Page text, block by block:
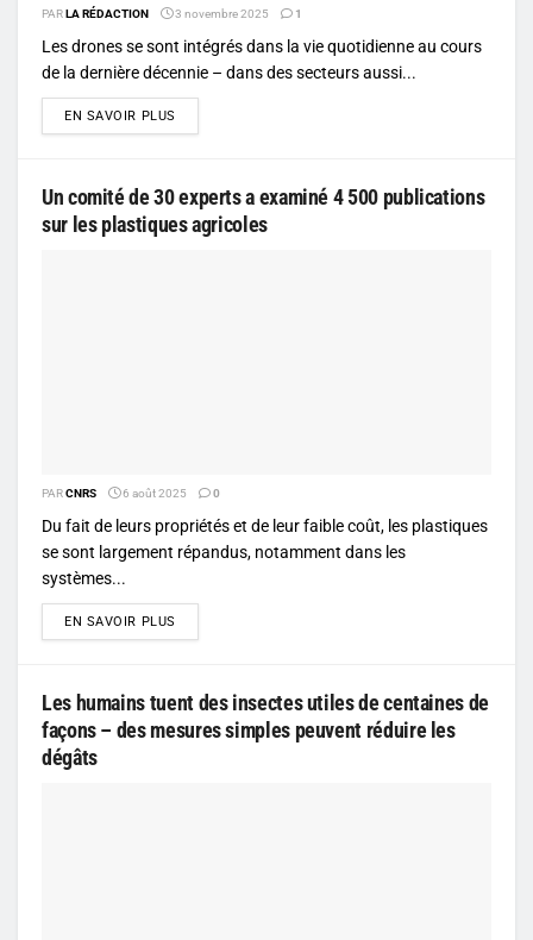
PARLA RÉDACTION 3 novembre 2025 1
Les drones se sont intégrés dans la vie quotidienne au cours
de la dernière décennie – dans des secteurs aussi...
EN SAVOIR PLUS
Un comité de 30 experts a examiné 4 500 publications
sur les plastiques agricoles
PARCNRS 6 août 2025 0
Du fait de leurs propriétés et de leur faible coût, les plastiques
se sont largement répandus, notamment dans les
systèmes...
EN SAVOIR PLUS
Les humains tuent des insectes utiles de centaines de
façons – des mesures simples peuvent réduire les
dégâts